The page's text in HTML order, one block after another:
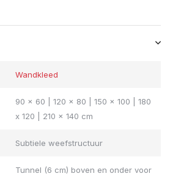
Wandkleed
90 x 60 | 120 x 80 | 150 x 100 | 180
x 120 | 210 x 140 cm
Subtiele weefstructuur
Tunnel (6 cm) boven en onder voor